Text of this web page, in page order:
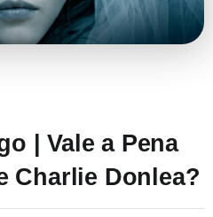
| Vale a Pena
Charlie Donlea?